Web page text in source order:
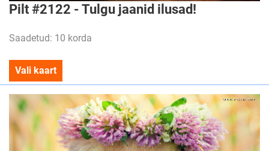
Pilt #2122 - Tulgu jaanid ilusad!
Saadetud: 10 korda
Vali kaart